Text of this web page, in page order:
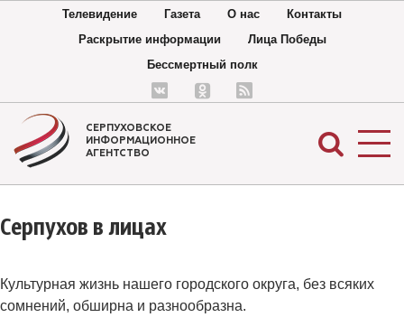
Телевидение Газета О нас
Контакты
Раскрытие информации
Лица Победы
Бессмертный полк
СЕРПУХОВСКОЕ
ИНФОРМАЦИОННОЕ
АГЕНТСТВО
Серпухов в лицах
Культурная жизнь нашего городского округа, без всяких
сомнений, обширна и разнообразна.